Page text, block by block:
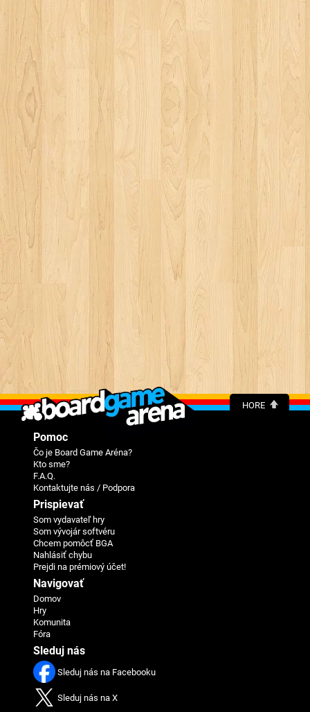
HORE
Pomoc
Čo je Board Game Aréna?
Kto sme?
F.A.Q.
Kontaktujte nás / Podpora
Prispievať
Som vydavateľ hry
Som vývojár softvéru
Chcem pomôcť BGA
Nahlásiť chybu
Prejdi na prémiový účet!
Navigovať
Domov
Hry
Komunita
Fóra
Sleduj nás
Sleduj nás na Facebooku
Sleduj nás na X